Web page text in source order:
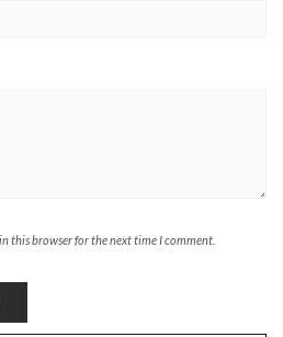
this browser for the next time I comment.